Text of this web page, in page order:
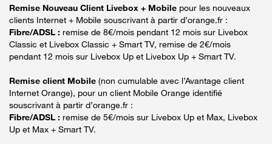
Remise Nouveau Client Livebox + Mobile pour les nouveaux
clients Internet + Mobile souscrivant à partir d’orange.fr :
Fibre/ADSL : remise de 8€/mois pendant 12 mois sur Livebox
Classic et Livebox Classic + Smart TV, remise de 2€/mois
pendant 12 mois sur Livebox Up et Livebox Up + Smart TV.
Remise client Mobile (non cumulable avec l’Avantage client
Internet Orange), pour un client Mobile Orange identifié
souscrivant à partir d’orange.fr :
Fibre/ADSL : remise de 5€/mois sur Livebox Up et Max, Livebox
Up et Max + Smart TV.